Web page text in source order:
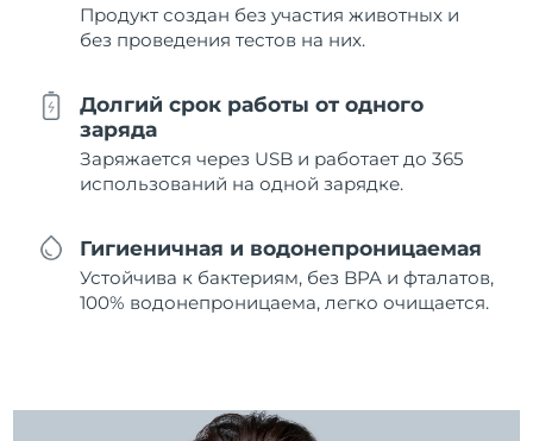
Продукт создан без участия животных и
без проведения тестов на них.
Долгий срок работы от одного
заряда
Заряжается через USB и работает до 365
использований на одной зарядке.
Гигиеничная и водонепроницаемая
Устойчива к бактериям, без BPA и фталатов,
100% водонепроницаема, легко очищается.